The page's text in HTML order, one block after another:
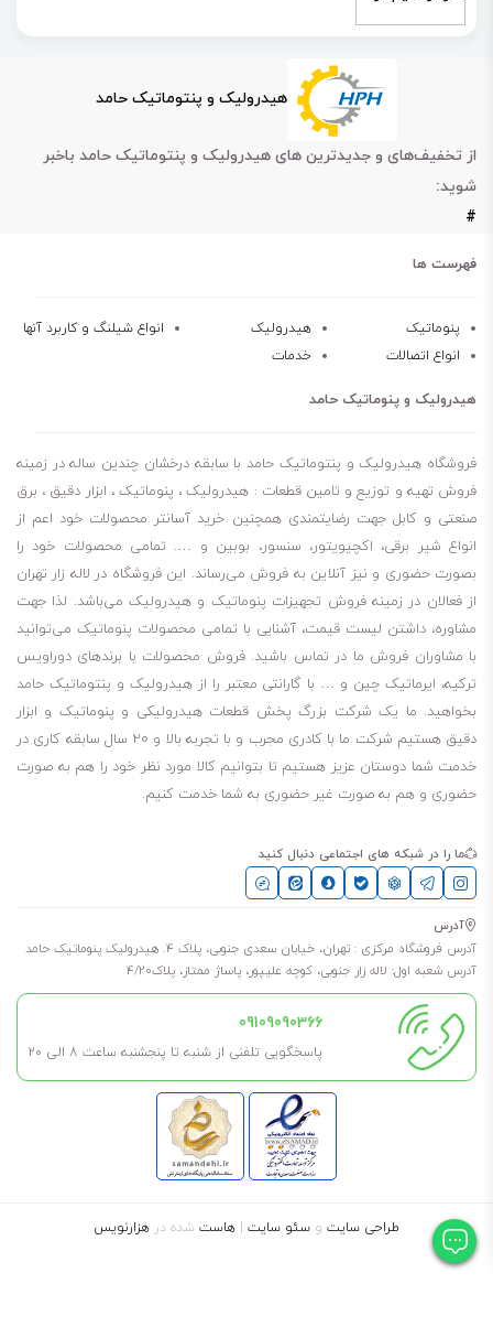
هیدرولیک و پنتوماتیک حامد
از تخفیف‌های و جدیدترین های هیدرولیک و پنتوماتیک حامد باخبر
شوید:
#
فهرست ها
پنوماتیک هیدرولیک
انواع شیلنگ و کاربرد آنها
انواع اتصالات
خدمات
هیدرولیک و پنوماتیک حامد
فروشگاه هیدرولیک و پنتوماتیک حامد با سابقه درخشان چندین ساله در زمینه
فروش تهیه و توزیع و تامین قطعات : هیدرولیک ، پنوماتیک ، ابزار دقیق ، برق
صنعتی و کابل جهت رضایتمندی همچنین خرید آسانتر محصولات خود اعم از
انواع شیر برقی، اکچیویتور، سنسور، بوبین و …. تمامی محصولات خود را
بصورت حضوری و نیز آنلاین به فروش می‌رساند. این فروشگاه در لاله زار تهران
از فعالان در زمینه فروش تجهیزات پنوماتیک و هیدرولیک می‌باشد. لذا جهت
مشاوره، داشتن لیست قیمت، آشنایی با تمامی محصولات پنوماتیک می‌توانید
با مشاوران فروش ما در تماس باشید. فروش محصولات با برندهای دوراویس
ترکیه، ایرماتیک چین و … با گارانتی معتبر را از هیدرولیک و پنتوماتیک حامد
بخواهید. ما یک شرکت بزرگ پخش قطعات هیدرولیکی و پنوماتیک و ابزار
دقیق هستیم شرکت ما با کادری مجرب و با تجربه بالا و ۲۰ سال سابقه کاری در
خدمت شما دوستان عزیز هستیم تا بتوانیم کالا مورد نظر خود را هم به صورت
حضوری و هم به صورت غیر حضوری به شما خدمت کنیم.
ما را در شبکه های اجتماعی دنبال کنید
آدرس
آدرس فروشگاه مرکزی : تهران، خیابان سعدی جنوبی، پلاک 4. هیدرولیک پنوماتیک حامد
آدرس شعبه اول: لاله زار جنوبی، کوچه علیپور، پاساژ ممتاز، پلاک4/20
09109090366
پاسخگویی تلفنی از شنبه تا پنجشنبه ساعت 8 الی ۲۰
طراحی سایت و سئو سایت هاست شده در هزارنویس